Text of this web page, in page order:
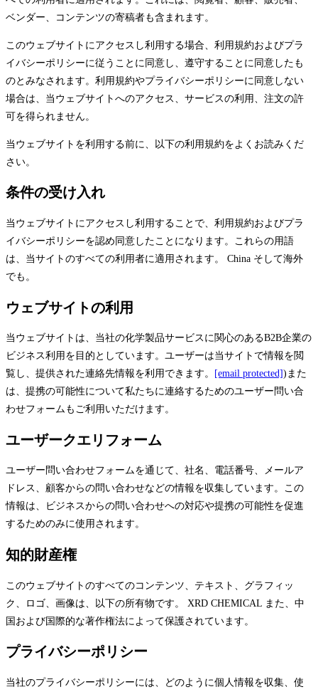
ベンダー、コンテンツの寄稿者も含まれます。
このウェブサイトにアクセスし利用する場合、利用規約およびプラ
イバシーポリシーに従うことに同意し、遵守することに同意したも
のとみなされます。利用規約やプライバシーポリシーに同意しない
場合は、当ウェブサイトへのアクセス、サービスの利用、注文の許
可を得られません。
当ウェブサイトを利用する前に、以下の利用規約をよくお読みくだ
さい。
条件の受け入れ
当ウェブサイトにアクセスし利用することで、利用規約およびプラ
イバシーポリシーを認め同意したことになります。これらの用語
は、当サイトのすべての利用者に適用されます。 China そして海外
でも。
ウェブサイトの利用
当ウェブサイトは、当社の化学製品サービスに関心のあるB2B企業の
ビジネス利用を目的としています。ユーザーは当サイトで情報を閲
覧し、提供された連絡先情報を利用できます。
[email protected])また
は、提携の可能性について私たちに連絡するためのユーザー問い合
わせフォームもご利用いただけます。
ユーザークエリフォーム
ユーザー問い合わせフォームを通じて、社名、電話番号、メールア
ドレス、顧客からの問い合わせなどの情報を収集しています。この
情報は、ビジネスからの問い合わせへの対応や提携の可能性を促進
するためのみに使用されます。
知的財産権
このウェブサイトのすべてのコンテンツ、テキスト、グラフィッ
ク、ロゴ、画像は、以下の所有物です。 XRD CHEMICAL また、中
国および国際的な著作権法によって保護されています。
プライバシーポリシー
当社のプライバシーポリシーには、どのように個人情報を収集、使